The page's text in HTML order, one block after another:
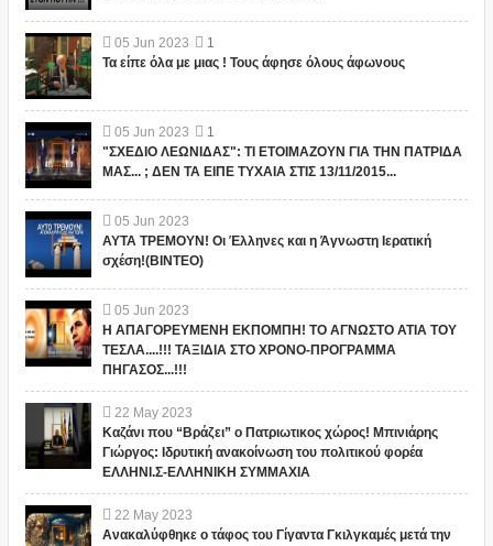
05 Jun 2023
1
Τα είπε όλα με μιας ! Τους άφησε όλους άφωνους
05 Jun 2023
1
"ΣΧΕΔΙΟ ΛΕΩΝΙΔΑΣ": ΤΙ ΕΤΟΙΜΑΖΟΥΝ ΓΙΑ ΤΗΝ ΠΑΤΡΙΔΑ
ΜΑΣ... ; ΔΕΝ ΤΑ ΕΙΠΕ ΤΥΧΑΙΑ ΣΤΙΣ 13/11/2015...
05 Jun 2023
ΑΥΤΑ ΤΡΕΜΟΥΝ! Οι Έλληνες και η Άγνωστη Ιερατική
σχέση!(ΒΙΝΤΕΟ)
05 Jun 2023
Η ΑΠΑΓΟΡΕΥΜΕΝΗ ΕΚΠΟΜΠΗ! ΤΟ ΑΓΝΩΣΤΟ ΑΤΙΑ ΤΟΥ
ΤΕΣΛΑ....!!! ΤΑΞΙΔΙΑ ΣΤΟ ΧΡΟΝΟ-ΠΡΟΓΡΑΜΜΑ
ΠΗΓΑΣΟΣ...!!!
22 May 2023
Καζάνι που “Βράζει” ο Πατριωτικος χώρος! Μπινιάρης
Γιώργος: Ιδρυτική ανακοίνωση του πολιτικού φορέα
ΕΛΛΗΝΙ.Σ-ΕΛΛΗΝΙΚΗ ΣΥΜΜΑΧΙΑ
22 May 2023
Ανακαλύφθηκε ο τάφος του Γίγαντα Γκιλγκαμές μετά την